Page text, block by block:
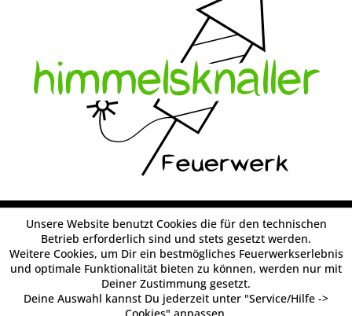
Unsere Website benutzt Cookies die für den technischen
Betrieb erforderlich sind und stets gesetzt werden.
Weitere Cookies, um Dir ein bestmögliches Feuerwerkserlebnis
und optimale Funktionalität bieten zu können, werden nur mit
Deiner Zustimmung gesetzt.
Deine Auswahl kannst Du jederzeit unter "Service/Hilfe ->